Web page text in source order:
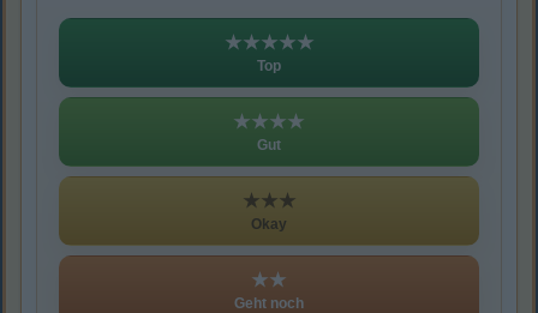
★★★★★
Top
★★★★
Gut
★★★
Okay
★★
Geht noch